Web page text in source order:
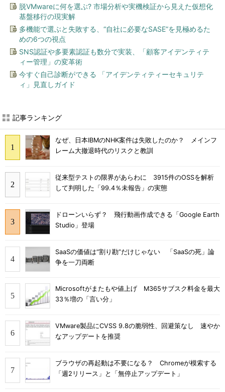
脱VMwareに何を選ぶ? 市場分析や実機検証から見えた仮想化
基盤移行の現実解
多機能で選ぶと失敗する、“自社に必要なSASE”を見極めるた
めの6つの視点
SNS認証や多要素認証も数分で実装、「顧客アイデンティテ
ィー管理」の変革術
今すぐ自己診断ができる 「アイデンティティーセキュリテ
ィ」見直しガイド
記事ランキング
なぜ、日本IBMのNHK案件は失敗したのか？ メインフ
レーム大撤退時代のリスクと教訓
従来型テストの限界があらわに 3915件のOSSを解析
して判明した「99.4％未報告」の実態
ドローンいらず？ 飛行動画作成できる「Google Earth
Studio」登場
SaaSの価値は“割り勘”だけじゃない 「SaaSの死」論
争を一刀両断
Microsoftがまたもや値上げ M365サブスク料金を最大
33％増の「言い分」
VMware製品にCVSS 9.8の脆弱性、回避策なし 速やか
なアップデートを推奨
ブラウザの再起動は不要になる？ Chromeが模索する
「週2リリース」と「無停止アップデート」